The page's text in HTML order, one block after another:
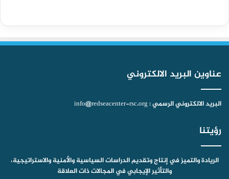
ك
u
e
ر
م
ا
ب
عناوين البريد الالكتروني
البريد الالكتروني الرسمي : info@redseacenter-rsc.org
رؤيتنا
الريادة والتميز في إنتاج وتقديم الدراسات السياسية والأمنية والاستراتيجية،
والتأثير الإيجابي في المجالات ذات العلاقة